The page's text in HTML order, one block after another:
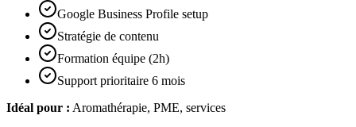
Google Business Profile setup
Stratégie de contenu
Formation équipe (2h)
Support prioritaire 6 mois
Idéal pour : Aromathérapie, PME, services